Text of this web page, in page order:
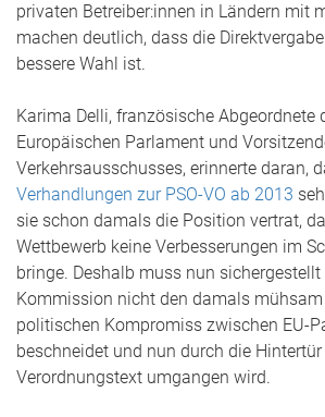
privaten Betreiber:innen in Ländern mit
machen deutlich, dass die
bessere Wahl ist.
Karima Delli, französische Abgeordnete
Europäischen Parlament und
Verkehrsausschusses, erinnerte daran,
Verhandlungen zur PSO-VO ab 2013
sie schon damals die Position vertrat,
Wettbewerb keine Verbesserungen im
bringe. Deshalb muss nun
Kommission nicht den damals mühsam
politischen Kompromiss zwischen EU-
beschneidet und nun durch die Hintertür
Verordnungstext umgangen wird.